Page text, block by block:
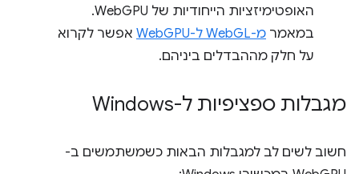
האופטימיזציות הייחודיות של WebGPU.
במאמר מ-WebGL ל-WebGPU
אפשר לקרוא
על חלק מההבדלים ביניהם.
מגבלות ספציפיות ל-Windows
חשוב לשים לב למגבלות הבאות כשמשתמשים ב-